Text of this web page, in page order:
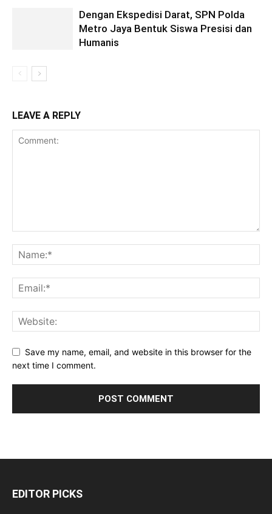
Dengan Ekspedisi Darat, SPN Polda
Metro Jaya Bentuk Siswa Presisi dan
Humanis
LEAVE A REPLY
Save my name, email, and website in this browser for the
next time I comment.
EDITOR PICKS